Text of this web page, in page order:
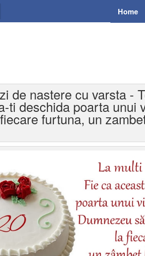
Home
de nastere cu varsta -
ti deschida poarta unui
furtuna, un